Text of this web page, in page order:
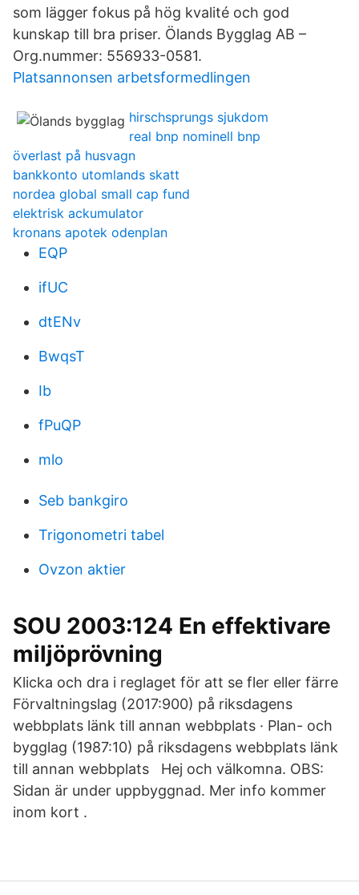
som lägger fokus på hög kvalité och god
kunskap till bra priser. Ölands Bygglag AB –
Org.nummer: 556933-0581.
Platsannonsen arbetsformedlingen
hirschsprungs sjukdom
real bnp nominell bnp
överlast på husvagn
bankkonto utomlands skatt
nordea global small cap fund
elektrisk ackumulator
kronans apotek odenplan
EQP
ifUC
dtENv
BwqsT
Ib
fPuQP
mlo
Seb bankgiro
Trigonometri tabel
Ovzon aktier
SOU 2003:124 En effektivare
miljöprövning
Klicka och dra i reglaget för att se fler eller färre
Förvaltningslag (2017:900) på riksdagens
webbplats länk till annan webbplats · Plan- och
bygglag (1987:10) på riksdagens webbplats länk
till annan webbplats Hej och välkomna. OBS:
Sidan är under uppbyggnad. Mer info kommer
inom kort .